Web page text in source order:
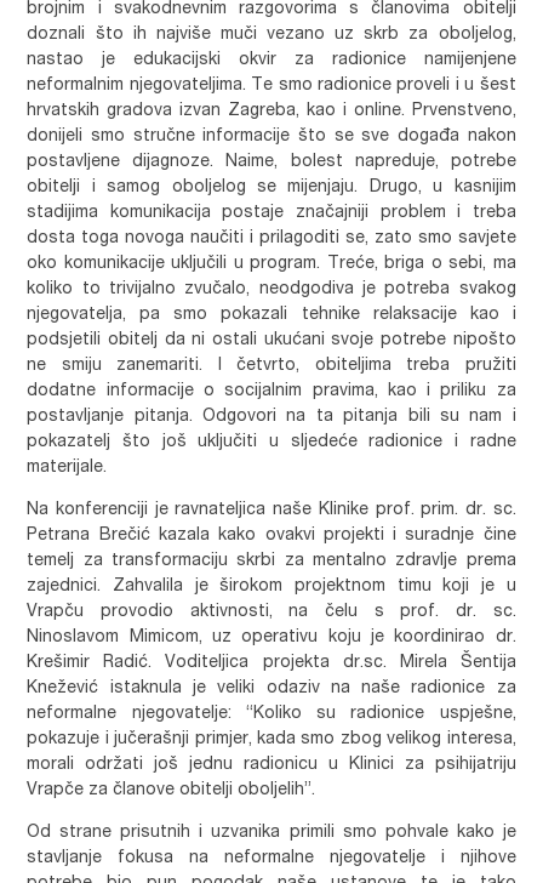
brojnim i svakodnevnim razgovorima s članovima obitelji
doznali što ih najviše muči vezano uz skrb za oboljelog,
nastao je edukacijski okvir za radionice namijenjene
neformalnim njegovateljima. Te smo radionice proveli i u šest
hrvatskih gradova izvan Zagreba, kao i online. Prvenstveno,
donijeli smo stručne informacije što se sve događa nakon
postavljene dijagnoze. Naime, bolest napreduje, potrebe
obitelji i samog oboljelog se mijenjaju. Drugo, u kasnijim
stadijima komunikacija postaje značajniji problem i treba
dosta toga novoga naučiti i prilagoditi se, zato smo savjete
oko komunikacije uključili u program. Treće, briga o sebi, ma
koliko to trivijalno zvučalo, neodgodiva je potreba svakog
njegovatelja, pa smo pokazali tehnike relaksacije kao i
podsjetili obitelj da ni ostali ukućani svoje potrebe nipošto
ne smiju zanemariti. I četvrto, obiteljima treba pružiti
dodatne informacije o socijalnim pravima, kao i priliku za
postavljanje pitanja. Odgovori na ta pitanja bili su nam i
pokazatelj što još uključiti u sljedeće radionice i radne
materijale.
Na konferenciji je ravnateljica naše Klinike prof. prim. dr. sc.
Petrana Brečić kazala kako ovakvi projekti i suradnje čine
temelj za transformaciju skrbi za mentalno zdravlje prema
zajednici. Zahvalila je širokom projektnom timu koji je u
Vrapču provodio aktivnosti, na čelu s prof. dr. sc.
Ninoslavom Mimicom, uz operativu koju je koordinirao dr.
Krešimir Radić. Voditeljica projekta dr.sc. Mirela Šentija
Knežević istaknula je veliki odaziv na naše radionice za
neformalne njegovatelje: “Koliko su radionice uspješne,
pokazuje i jučerašnji primjer, kada smo zbog velikog interesa,
morali održati još jednu radionicu u Klinici za psihijatriju
Vrapče za članove obitelji oboljelih”.
Od strane prisutnih i uzvanika primili smo pohvale kako je
stavljanje fokusa na neformalne njegovatelje i njihove